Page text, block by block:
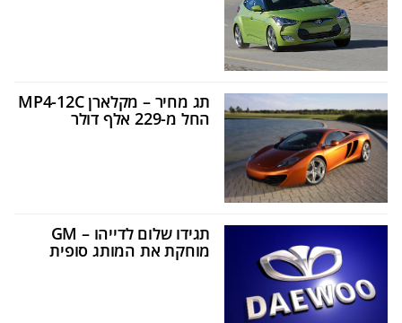
תג מחיר – מקלארן MP4-12C
החל מ-229 אלף דולר
תגידו שלום לדייהו – GM
מוחקת את המותג סופית